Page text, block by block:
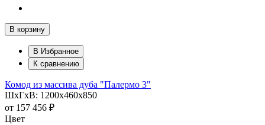
В корзину
В Избранное
К сравнению
Комод из массива дуба "Палермо 3"
ШхГхВ: 1200х460х850
от 157 456 ₽
Цвет